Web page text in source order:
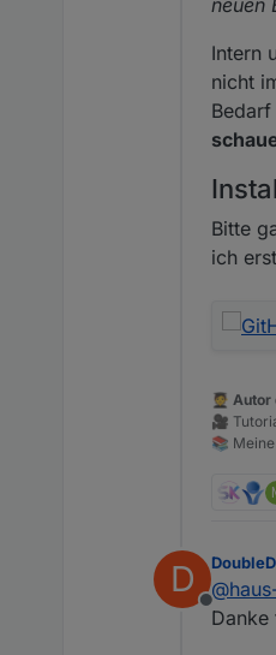
neuen
Intern
nicht
Bitte
ich
🧑‍🎓
🎥
📚 Meine
D
Offline
DoubleD
@